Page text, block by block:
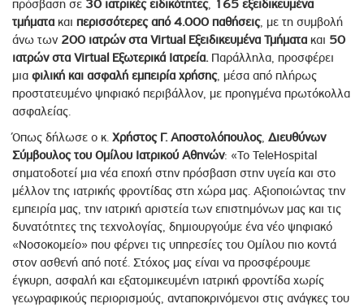
πρόσβαση σε 30 ιατρικές ειδικότητες, 165 εξειδικευμένα
τμήματα και περισσότερες από 4.000 παθήσεις, με τη συμβολή
άνω των 200 ιατρών στα Virtual Εξειδικευμένα Τμήματα και 50
ιατρών στα Virtual Εξωτερικά Ιατρεία.Παράλληλα, προσφέρει
μια φιλική και ασφαλή εμπειρία χρήσης, μέσα από πλήρως
προστατευμένο ψηφιακό περιβάλλον, με προηγμένα πρωτόκολλα
ασφαλείας.
Όπως δήλωσε ο κ. Χρήστος Γ. Αποστολόπουλος, Διευθύνων
Σύμβουλος του Ομίλου Ιατρικού Αθηνών: «Το TeleHospital
σηματοδοτεί μια νέα εποχή στην πρόσβαση στην υγεία και στο
μέλλον της ιατρικής φροντίδας στη χώρα μας. Αξιοποιώντας την
εμπειρία μας, την ιατρική αριστεία των επιστημόνων μας και τις
δυνατότητες της τεχνολογίας, δημιουργούμε ένα νέο ψηφιακό
«Νοσοκομείο» που φέρνει τις υπηρεσίες του Ομίλου πιο κοντά
στον ασθενή από ποτέ. Στόχος μας είναι να προσφέρουμε
έγκυρη, ασφαλή και εξατομικευμένη ιατρική φροντίδα χωρίς
γεωγραφικούς περιορισμούς, ανταποκρινόμενοι στις ανάγκες του